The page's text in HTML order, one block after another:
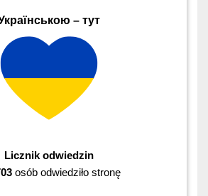
– тут
Licznik odwiedzin
osób odwiedziło stronę